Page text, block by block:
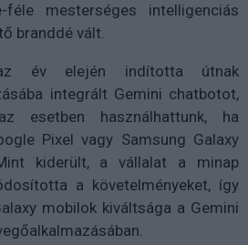
féle mesterséges intelligenciás
branddé vált.
év elején indította útnak
integrált Gemini chatbotot,
esetben használhattunk, ha
Pixel vagy Samsung Galaxy
kiderült, a vállalat a minap
a követelményeket, így
mobilok kiváltsága a Gemini